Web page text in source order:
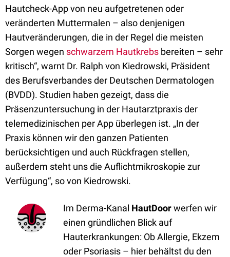
Hautcheck-App von neu aufgetretenen oder
veränderten Muttermalen – also denjenigen
Hautveränderungen, die in der Regel die meisten
Sorgen wegen schwarzem Hautkrebs bereiten – sehr
kritisch“, warnt Dr. Ralph von Kiedrowski, Präsident
des Berufsverbandes der Deutschen Dermatologen
(BVDD). Studien haben gezeigt, dass die
Präsenzuntersuchung in der Hautarztpraxis der
telemedizinischen per App überlegen ist. „In der
Praxis können wir den ganzen Patienten
berücksichtigen und auch Rückfragen stellen,
außerdem steht uns die Auflichtmikroskopie zur
Verfügung“, so von Kiedrowski.
Im Derma-Kanal HautDoorwerfen wir
einen gründlichen Blick auf
Hauterkrankungen: Ob Allergie, Ekzem
oder Psoriasis – hier behältst du den